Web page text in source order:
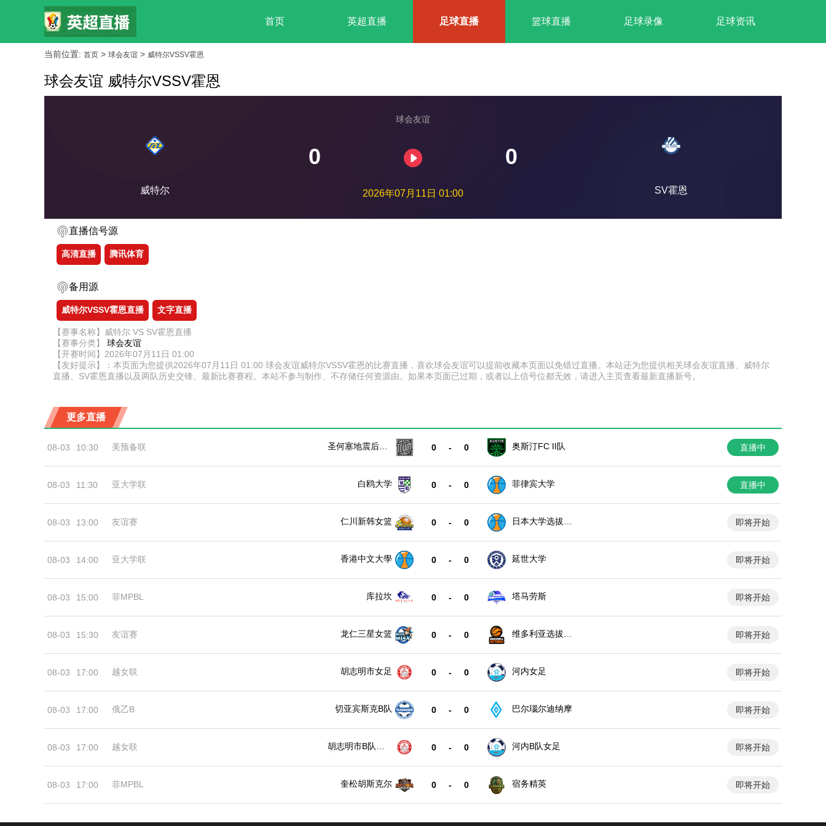
首页 英超直播 足球直播 篮球直播 足球录像 足球资讯
当前位置: 首页 > 球会友谊 > 威特尔VSSV霍恩
球会友谊 威特尔VSSV霍恩
威特尔
球会友谊
0 0
2026年07月11日 01:00 SV霍恩
直播信号源
高清直播 腾讯体育
备用源
威特尔VSSV霍恩直播 文字直播
【赛事名称】威特尔 VS SV霍恩直播
【赛事分类】 球会友谊
【开赛时间】2026年07月11日 01:00
【友好提示】：本页面为您提供2026年07月11日 01:00 球会友谊威特尔VSSV霍恩的比赛直播，喜欢球会友谊可以提前收藏本页面以免错过直播。本站还为您提供相关球会友谊直播、威特尔
直播、SV霍恩直播以及两队历史交锋、最新比赛赛程。本站不参与制作、不存储任何资源由。如果本页面已过期，或者以上信号位都无效，请进入主页查看最新直播新号。
更多直播
08-03 10:30 美预备联
圣何塞地震后备
0 - 0 奥斯汀FC II队 直播中
08-03 11:30 亚大学联 白鸥大学 0 - 0 菲律宾大学 直播中
08-03 13:00 友谊赛 仁川新韩女篮 0 - 0
日本大学选拔队
即将开始
08-03 14:00 亚大学联 香港中文大學 0 - 0 延世大学 即将开始
08-03 15:00 菲MPBL 库拉坎 0 - 0 塔马劳斯 即将开始
08-03 15:30 友谊赛 龙仁三星女篮 0 - 0
维多利亚选拔队
即将开始
08-03 17:00 越女联 胡志明市女足 0 - 0 河内女足 即将开始
08-03 17:00 俄乙B 切亚宾斯克B队 0 - 0 巴尔瑙尔迪纳摩 即将开始
08-03 17:00 越女联
胡志明市B队女
0 - 0 河内B队女足 即将开始
08-03 17:00 菲MPBL 奎松胡斯克尔 0 - 0 宿务精英 即将开始